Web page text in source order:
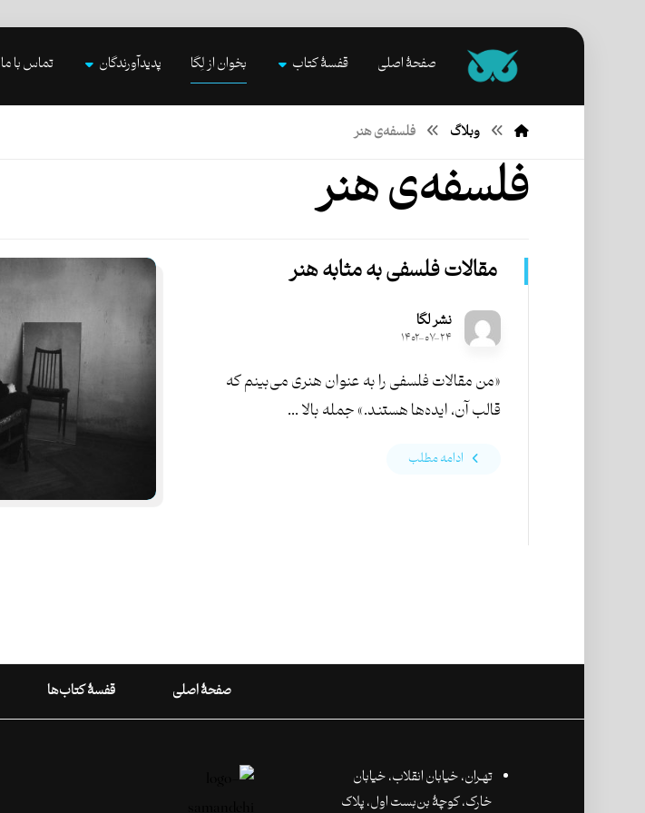
صفحۀ اصلی قفسۀ کتاب بخوان از لِگا پدیدآورندگان تماس با ما
وبلاگ فلسفه‌ی هنر
فلسفه‌ی هنر
مقالات فلسفی به مثابه هنر
نشر لگا
۱۴۰۲-۰۷-۲۴
«من مقالات فلسفی را به عنوان هنری می‌بینم که
قالب آن‌، ایده‌ها هستند.» جمله‌ بالا ...
ادامه مطلب
صفحۀ اصلی قفسۀ کتاب‌ها
تهـران،‌ خیابان انقلاب، خیابان
خارک، کوچۀ بن‌بست اول، پلاک